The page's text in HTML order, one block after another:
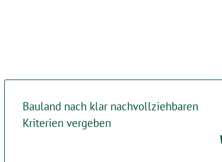
Bauland nach klar nachvollziehbaren
Kriterien vergeben